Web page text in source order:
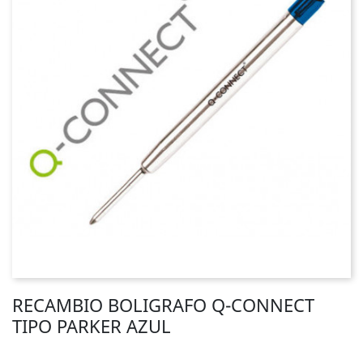
RECAMBIO BOLIGRAFO Q-CONNECT
TIPO PARKER AZUL